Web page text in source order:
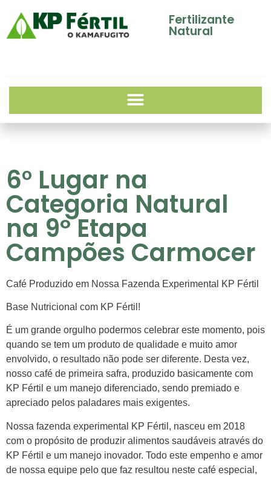
Fertilizante
Natural
6° Lugar na
Categoria Natural
na 9º Etapa
Campões Carmocer
Café Produzido em Nossa Fazenda Experimental KP Fértil
Base Nutricional com KP Fértil!
É um grande orgulho podermos celebrar este momento, pois
quando se tem um produto de qualidade e muito amor
envolvido, o resultado não pode ser diferente. Desta vez,
nosso café de primeira safra, produzido basicamente com
KP Fértil e um manejo diferenciado, sendo premiado e
apreciado pelos paladares mais exigentes.
Nossa fazenda experimental KP Fértil, nasceu em 2018
com o propósito de produzir alimentos saudáveis através do
KP Fértil e um manejo inovador. Todo este empenho e amor
de nossa equipe pelo que faz resultou neste café especial,